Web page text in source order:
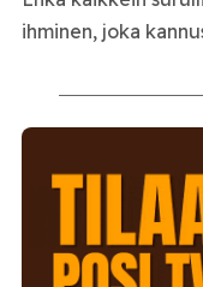
ihminen, joka